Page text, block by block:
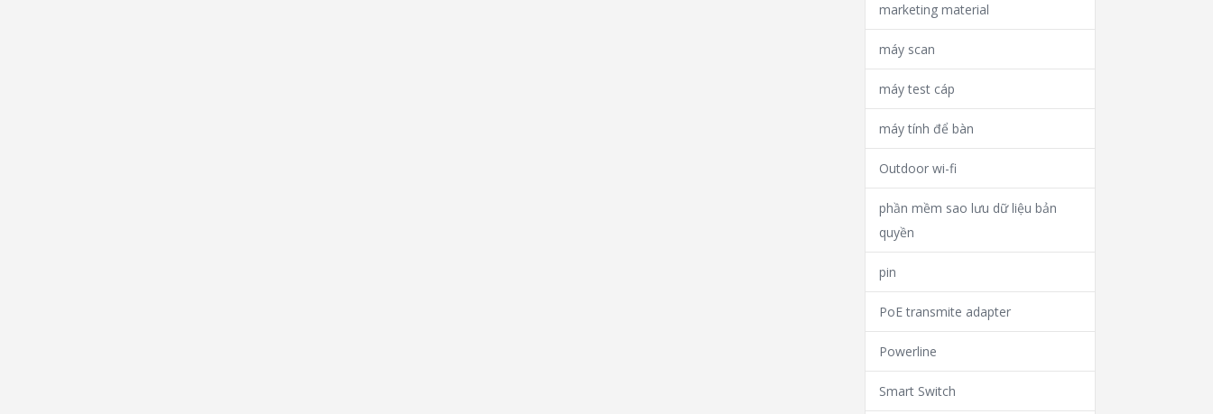
marketing material
máy scan
máy test cáp
máy tính để bàn
Outdoor wi-fi
phần mềm sao lưu dữ liệu bản
quyền
pin
PoE transmite adapter
Powerline
Smart Switch